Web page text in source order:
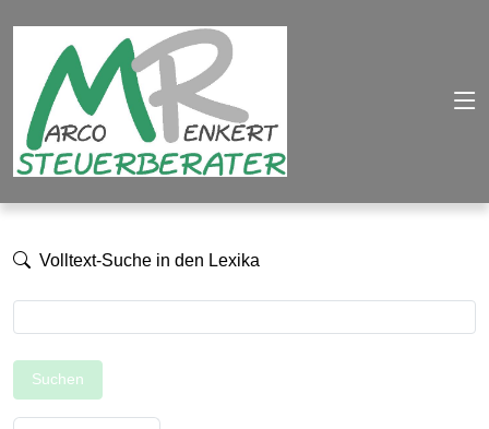
Volltext-Suche in den Lexika
Suchen